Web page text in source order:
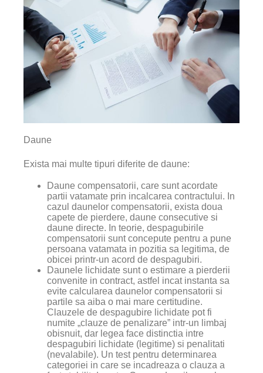
Daune
Exista mai multe tipuri diferite de daune:
Daune compensatorii, care sunt acordate
partii vatamate prin incalcarea contractului. In
cazul daunelor compensatorii, exista doua
capete de pierdere, daune consecutive si
daune directe. In teorie, despagubirile
compensatorii sunt concepute pentru a pune
persoana vatamata in pozitia sa legitima, de
obicei printr-un acord de despagubiri.
Daunele lichidate sunt o estimare a pierderii
convenite in contract, astfel incat instanta sa
evite calcularea daunelor compensatorii si
partile sa aiba o mai mare certitudine.
Clauzele de despagubire lichidate pot fi
numite „clauze de penalizare” intr-un limbaj
obisnuit, dar legea face distinctia intre
despagubiri lichidate (legitime) si penalitati
(nevalabile). Un test pentru determinarea
categoriei in care se incadreaza o clauza a